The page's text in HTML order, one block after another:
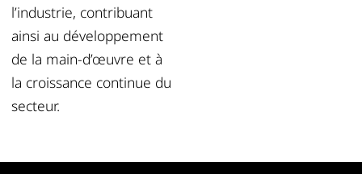
l’industrie, contribuant
ainsi au développement
de la main-d’œuvre et à
la croissance continue du
secteur.